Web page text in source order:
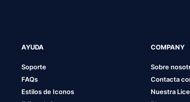
AYUDA
Soporte
FAQs
Estilos de Iconos
COMPANY
Sobre
Contacta
Nuestra